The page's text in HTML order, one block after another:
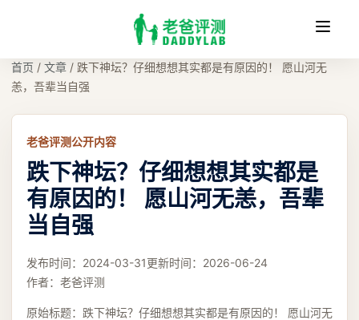
收
首页 / 文章 / 跌下神坛？仔细想想其实都是有原因的！ 愿山河无
恙，吾辈当自强
老爸评测公开内容
跌下神坛？仔细想想其实都是
有原因的！ 愿山河无恙，吾辈
当自强
发布时间： 2024-03-31更新时间： 2026-06-24
作者： 老爸评测
原始标题： 跌下神坛？仔细想想其实都是有原因的！ 愿山河无